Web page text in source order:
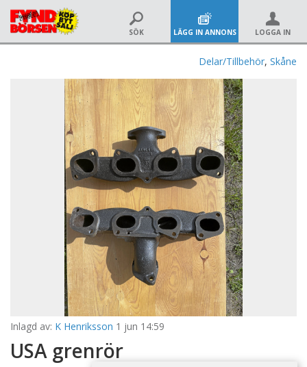
SÖK LÄGG IN ANNONS LOGGA IN
Delar/Tillbehör, Skåne
Inlagd av: K Henriksson 1 jun 14:59
USA grenrör